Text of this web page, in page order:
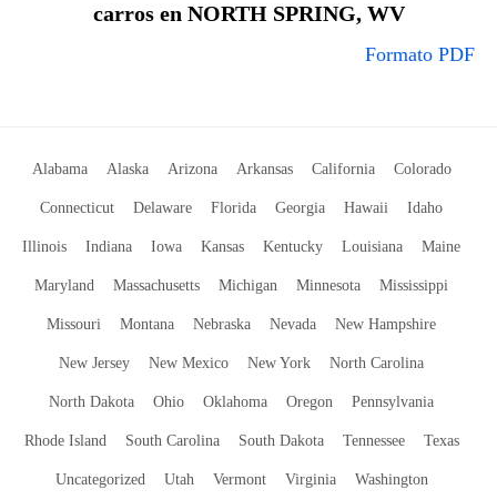
carros en NORTH SPRING, WV
Formato PDF
Alabama Alaska Arizona Arkansas California Colorado
Connecticut Delaware Florida Georgia Hawaii Idaho
Illinois Indiana Iowa Kansas Kentucky Louisiana Maine
Maryland Massachusetts Michigan Minnesota Mississippi
Missouri Montana Nebraska Nevada New Hampshire
New Jersey New Mexico New York North Carolina
North Dakota Ohio Oklahoma Oregon Pennsylvania
Rhode Island South Carolina South Dakota Tennessee Texas
Uncategorized Utah Vermont Virginia Washington